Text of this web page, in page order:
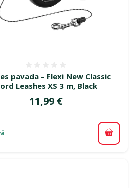
pavada – Flexi New Classic
Leashes XS 3 m, Black
Cena
11,99 €